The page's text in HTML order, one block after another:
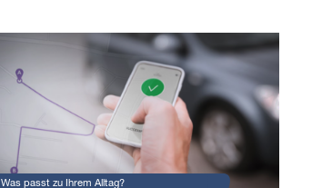
Was passt zu Ihrem Alltag?